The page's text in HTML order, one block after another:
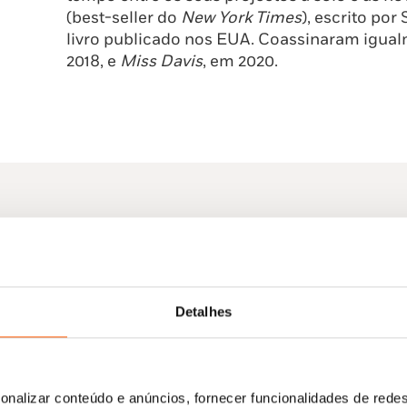
Detalhes
conteúdo e anúncios, fornecer funcionalidades de
(best-seller do New York Times), escrito por
livro publicado nos EUA. Coassinaram
2018, e Miss Davis, em 2020.